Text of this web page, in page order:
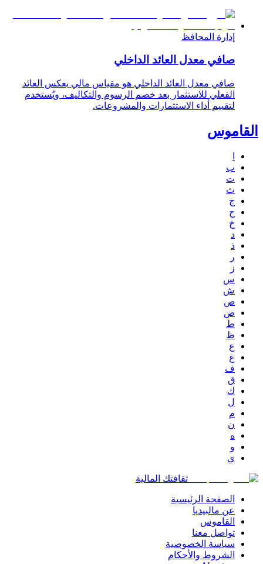
إدارة المحافظ
صافي معدل العائد الداخلي
صافي معدل العائد الداخلي هو مقياس مالي يعكس العائد
الفعلي للاستثمار بعد خصم الرسوم والتكاليف، ويُستخدم
لتقييم أداء الاستثمارات والمشروعات.
القاموس
ب
ت
ث
ج
ح
خ
د
ذ
ر
ز
س
ش
ص
ض
ط
ظ
ع
غ
ف
ق
ك
ل
م
ن
ه
و
ي
ثقافتك المالية
الصفحة الرئيسية
عن مالبيديا
القاموس
تواصل معنا
سياسة الخصوصية
الشروط والأحكام